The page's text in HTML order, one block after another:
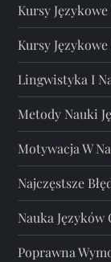
Kursy
Kursy
Lingwistyka I
Metody Nauki
Motywacja W
Najczęstsze
Nauka Języków
Poprawna